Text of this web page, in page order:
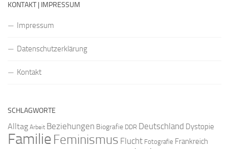
KONTAKT | IMPRESSUM
Impressum
Datenschutzerklärung
Kontakt
SCHLAGWORTE
Alltag Arbeit Beziehungen Biografie DDR Deutschland Dystopie
FamilieFeminismus Flucht Fotografie Frankreich